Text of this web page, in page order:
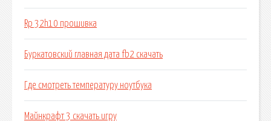
Rp 32h10 прошивка
Буркатовский главная дата fb2 скачать
Где смотреть температуру ноутбука
Майнкрафт 3 скачать игру